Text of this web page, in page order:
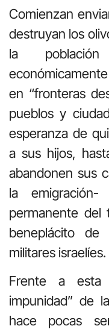
Comienzan
destruyan los
la población
en “fronteras
pueblos y
esperanza de
a sus hijos,
abandonen sus
la
permanente del
beneplácito de
militares israelíes.
Frente a esta
impunidad” de
hace pocas